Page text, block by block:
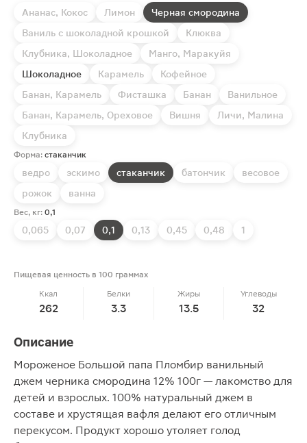
Ананас, Кокос Лимон
Черная смородина
Ваниль с шоколадной крошкой
Клюква
Клубника, Шоколадное
Манго, Маракуйя
Шоколадное
Карамель
Кофейное
Банан, Карамель
Фисташка Банан
Ванильное
Банан, Карамель, Ореховое
Вишня
Личи, Малина
Клубника
Форма: стаканчик
ведро эскимо стаканчик батончик
весовое
рожок
ванна
Вес, кг: 0,1
0,065 0,07 0,1 0,13 0,45 0,48 1
Пищевая ценность в 100 граммах
Ккал
262
Белки
3.3
Жиры
13.5
Углеводы
32
Описание
Мороженое Большой папа Пломбир ванильный
джем черника смородина 12% 100г — лакомство для
детей и взрослых. 100% натуральный джем в
составе и хрустящая вафля делают его отличным
перекусом. Продукт хорошо утоляет голод